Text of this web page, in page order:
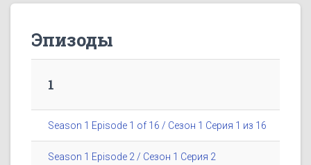
Эпизоды
1
Season 1 Episode 1 of 16 / Сезон 1 Серия 1 из 16
Season 1 Episode 2 / Сезон 1 Серия 2